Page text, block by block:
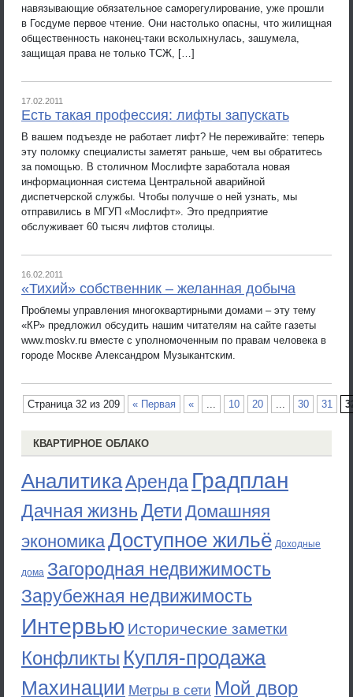
навязывающие обязательное саморегулирование, уже прошли
в Госдуме первое чтение. Они настолько опасны, что жилищная
общественность наконец-таки всколыхнулась, зашумела,
защищая права не только ТСЖ, […]
17.02.2011
Есть такая профессия: лифты запускать
В вашем подъезде не работает лифт? Не переживайте: теперь
эту поломку специалисты заметят раньше, чем вы обратитесь
за помощью. В столичном Мослифте заработала новая
информационная система Центральной аварийной
диспетчерской службы. Чтобы получше о ней узнать, мы
отправились в МГУП «Мослифт». Это предприятие
обслуживает 60 тысяч лифтов столицы.
16.02.2011
«Тихий» собственник – желанная добыча
Проблемы управления многоквартирными домами – эту тему
«КР» предложил обсудить нашим читателям на сайте газеты
www.moskv.ru вместе с уполномоченным по правам человека в
городе Москве Александром Музыкантским.
Страница 32 из 209 « Первая « ... 10 20 ... 30 31
КВАРТИРНОЕ ОБЛАКО
АналитикаАренда Градплан
Дачная жизньДети Домашняя
экономикаДоступное жильё Доходные
дома Загородная недвижимость
Зарубежная недвижимость
Интервью Исторические заметки
Конфликты Купля-продажа
Махинации Метры в сети Мой двор